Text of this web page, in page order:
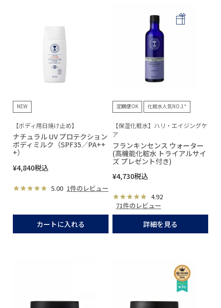
NEW
【ボディ用日焼け止め】
ナチュラル UV プロテクション
ボディミルク（SPF35／PA++
+）
¥4,840税込
5.00 1件のレビュー
カートに入れる
定期便OK 化粧水人気NO.1*
【保湿化粧水】ハリ・エイジングケ
ア
フランキンセンス ウォーター
(高機能化粧水 トライアルサイ
ズ プレゼント付き)
¥4,730税込
4.92
71件のレビュー
詳細を見る